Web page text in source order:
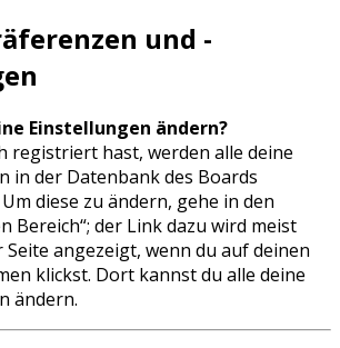
und -
Einstellungen ändern?
registriert hast, werden alle deine
in der Datenbank des Boards
diese zu ändern, gehe in den
Bereich“; der Link dazu wird meist
angezeigt, wenn du auf deinen
klickst. Dort kannst du alle deine
ändern.